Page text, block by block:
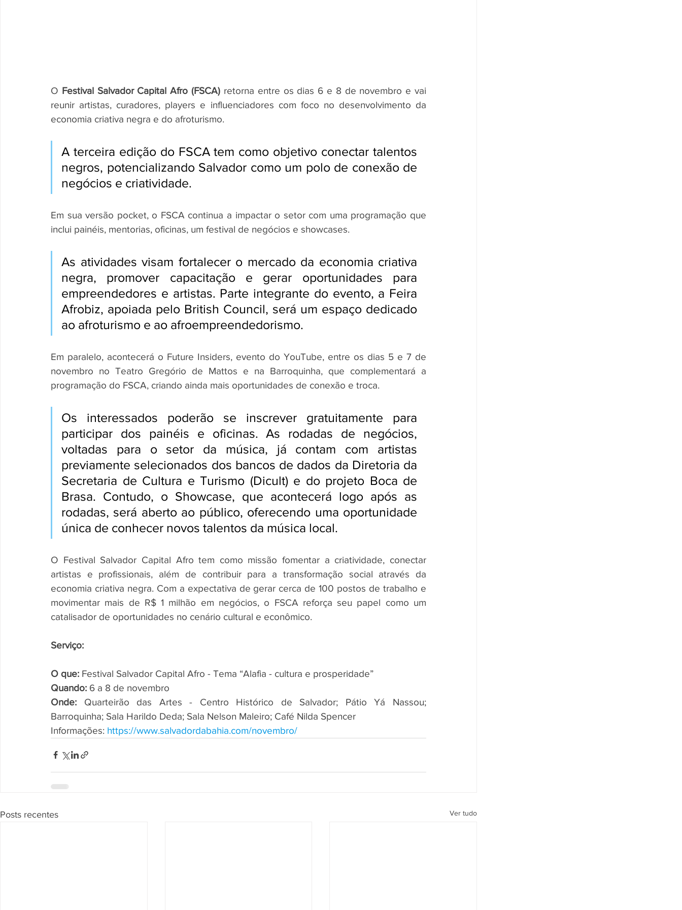
O Festival Salvador Capital Afro (FSCA) retorna entre os dias 6 e 8 de novembro e vai
reunir artistas, curadores, players e influenciadores com foco no desenvolvimento da
economia criativa negra e do afroturismo.
A terceira edição do FSCA tem como objetivo conectar talentos
negros, potencializando Salvador como um polo de conexão de
negócios e criatividade.
Em sua versão pocket, o FSCA continua a impactar o setor com uma programação que
inclui painéis, mentorias, oficinas, um festival de negócios e showcases.
As atividades visam fortalecer o mercado da economia criativa
negra, promover capacitação e gerar oportunidades para
empreendedores e artistas. Parte integrante do evento, a Feira
Afrobiz, apoiada pelo British Council, será um espaço dedicado
ao afroturismo e ao afroempreendedorismo.
Em paralelo, acontecerá o Future Insiders, evento do YouTube, entre os dias 5 e 7 de
novembro no Teatro Gregório de Mattos e na Barroquinha, que complementará a
programação do FSCA, criando ainda mais oportunidades de conexão e troca.
Os interessados poderão se inscrever gratuitamente para
participar dos painéis e oficinas. As rodadas de negócios,
voltadas para o setor da música, já contam com artistas
previamente selecionados dos bancos de dados da Diretoria da
Secretaria de Cultura e Turismo (Dicult) e do projeto Boca de
Brasa. Contudo, o Showcase, que acontecerá logo após as
rodadas, será aberto ao público, oferecendo uma oportunidade
única de conhecer novos talentos da música local.
O Festival Salvador Capital Afro tem como missão fomentar a criatividade, conectar
artistas e profissionais, além de contribuir para a transformação social através da
economia criativa negra. Com a expectativa de gerar cerca de 100 postos de trabalho e
movimentar mais de R$ 1 milhão em negócios, o FSCA reforça seu papel como um
catalisador de oportunidades no cenário cultural e econômico.
Serviço:
O que: Festival Salvador Capital Afro - Tema “Alafia - cultura e prosperidade”
Quando: 6 a 8 de novembro
Onde: Quarteirão das Artes - Centro Histórico de Salvador; Pátio Yá Nassou;
Barroquinha; Sala Harildo Deda; Sala Nelson Maleiro; Café Nilda Spencer
Informações: https://www.salvadordabahia.com/novembro/
Posts recentes Ver tudo